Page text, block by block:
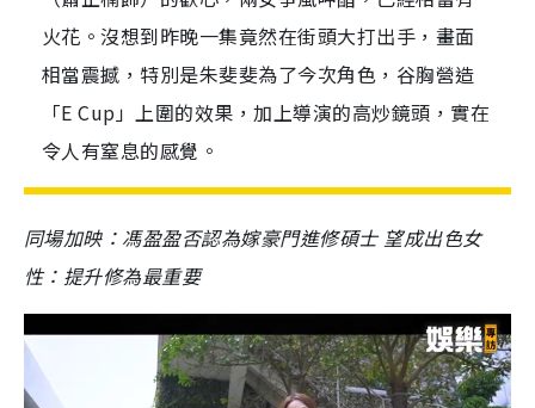
火花。沒想到昨晚一集竟然在街頭大打出手，畫面
相當震撼，特別是朱斐斐為了今次角色，谷胸營造
「E Cup」上圍的效果，加上導演的高炒鏡頭，實在
令人有窒息的感覺。
同場加映：馮盈盈否認為嫁豪門進修碩士 望成出色女
性：提升修為最重要